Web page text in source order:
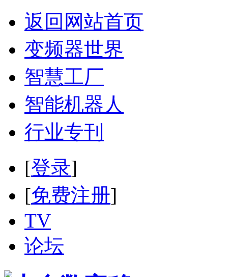
返回网站首页
变频器世界
智慧工厂
智能机器人
行业专刊
[登录]
[免费注册]
TV
论坛